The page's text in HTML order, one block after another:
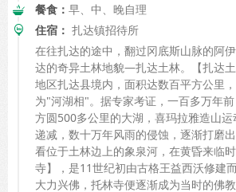
餐食： 早、中、晚自理
住宿： 扎达镇招待所
在往扎达的途中，翻过冈底斯山脉的阿
达的奇异土林地貌—扎达土林。【扎达
地区扎达县境内，面积达数百平方公里
为"河湖相"。据专家考证，一百多万年
方圆500多公里的大湖，喜玛拉雅造山
递减，数十万年风雨的侵蚀，逐渐打磨
看位于土林边上的象泉河，在黄昏来临
寺】，是11世纪初由古格王益西沃修建
大力兴佛，托林寺便逐渐成为当时的佛